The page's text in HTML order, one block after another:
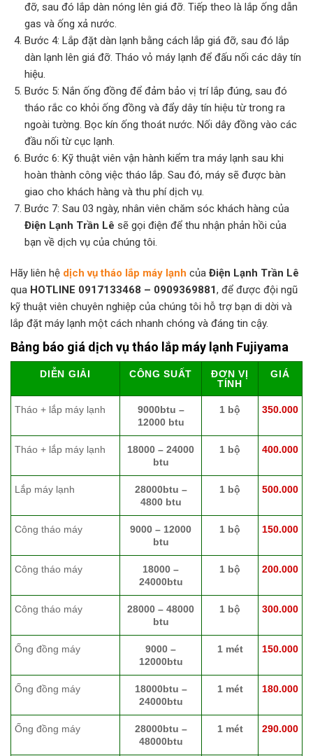
đỡ, sau đó lắp dàn nóng lên giá đỡ. Tiếp theo là lắp ống dẫn
gas và ống xả nước.
Bước 4: Lắp đặt dàn lạnh bằng cách lắp giá đỡ, sau đó lắp
dàn lạnh lên giá đỡ. Tháo vỏ máy lạnh để đấu nối các dây tín
hiệu.
Bước 5: Nắn ống đồng để đảm bảo vị trí lắp đúng, sau đó
tháo rắc co khỏi ống đồng và đẩy dây tín hiệu từ trong ra
ngoài tường. Bọc kín ống thoát nước. Nối dây đồng vào các
đầu nối từ cục lạnh.
Bước 6: Kỹ thuật viên vận hành kiểm tra máy lạnh sau khi
hoàn thành công việc tháo lắp. Sau đó, máy sẽ được bàn
giao cho khách hàng và thu phí dịch vụ.
Bước 7: Sau 03 ngày, nhân viên chăm sóc khách hàng của
Điện Lạnh Trần Lê sẽ gọi điện để thu nhận phản hồi của
bạn về dịch vụ của chúng tôi.
Hãy liên hệ dịch vụ tháo lắp máy lạnh của Điện Lạnh Trần Lê
qua HOTLINE 0917133468 – 0909369881, để được đội ngũ
kỹ thuật viên chuyên nghiệp của chúng tôi hỗ trợ bạn di dời và
lắp đặt máy lạnh một cách nhanh chóng và đáng tin cậy.
Bảng báo giá dịch vụ tháo lắp máy lạnh Fujiyama
DIỄN GIẢI CÔNG SUẤT
ĐƠN VỊ
TÍNH
GIÁ
Tháo + lắp máy lạnh
9000btu –
12000 btu
1 bộ 350.000
Tháo + lắp máy lạnh
18000 – 24000
btu
1 bộ 400.000
Lắp máy lạnh
28000btu –
4800 btu
1 bộ 500.000
Công tháo máy
9000 – 12000
btu
1 bộ 150.000
Công tháo máy
18000 –
24000btu
1 bộ 200.000
Công tháo máy
28000 – 48000
btu
1 bộ 300.000
Ống đồng máy
9000 –
12000btu
1 mét 150.000
Ống đồng máy
18000btu –
24000btu
1 mét 180.000
Ống đồng máy
28000btu –
48000btu
1 mét 290.000